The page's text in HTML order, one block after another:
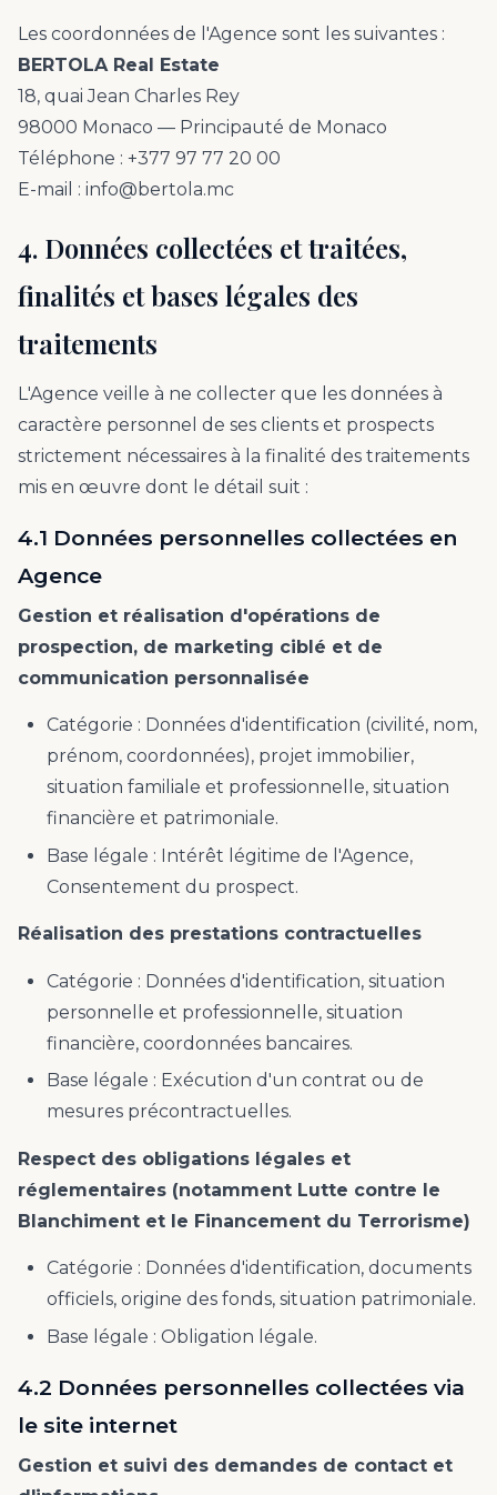
Les coordonnées de l'Agence sont les suivantes :
BERTOLA Real Estate
18, quai Jean Charles Rey
98000 Monaco — Principauté de Monaco
Téléphone : +377 97 77 20 00
E-mail : info@bertola.mc
4. Données collectées et traitées,
finalités et bases légales des
traitements
L'Agence veille à ne collecter que les données à
caractère personnel de ses clients et prospects
strictement nécessaires à la finalité des traitements
mis en œuvre dont le détail suit :
4.1 Données personnelles collectées en
Agence
Gestion et réalisation d'opérations de
prospection, de marketing ciblé et de
communication personnalisée
Catégorie : Données d'identification (civilité, nom,
prénom, coordonnées), projet immobilier,
situation familiale et professionnelle, situation
financière et patrimoniale.
Base légale : Intérêt légitime de l'Agence,
Consentement du prospect.
Réalisation des prestations contractuelles
Catégorie : Données d'identification, situation
personnelle et professionnelle, situation
financière, coordonnées bancaires.
Base légale : Exécution d'un contrat ou de
mesures précontractuelles.
Respect des obligations légales et
réglementaires (notamment Lutte contre le
Blanchiment et le Financement du Terrorisme)
Catégorie : Données d'identification, documents
officiels, origine des fonds, situation patrimoniale.
Base légale : Obligation légale.
4.2 Données personnelles collectées via
le site internet
Gestion et suivi des demandes de contact et